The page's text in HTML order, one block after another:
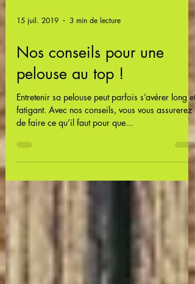
15 juil. 2019 3 min de lecture
Nos conseils pour une
pelouse au top !
Entretenir sa pelouse peut parfois s’avérer long et
fatigant. Avec nos conseils, vous vous assurerez